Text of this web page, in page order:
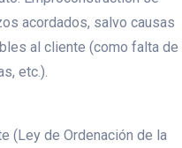
acordados, salvo causas
al cliente (como falta de
etc.).
(Ley de Ordenación de la